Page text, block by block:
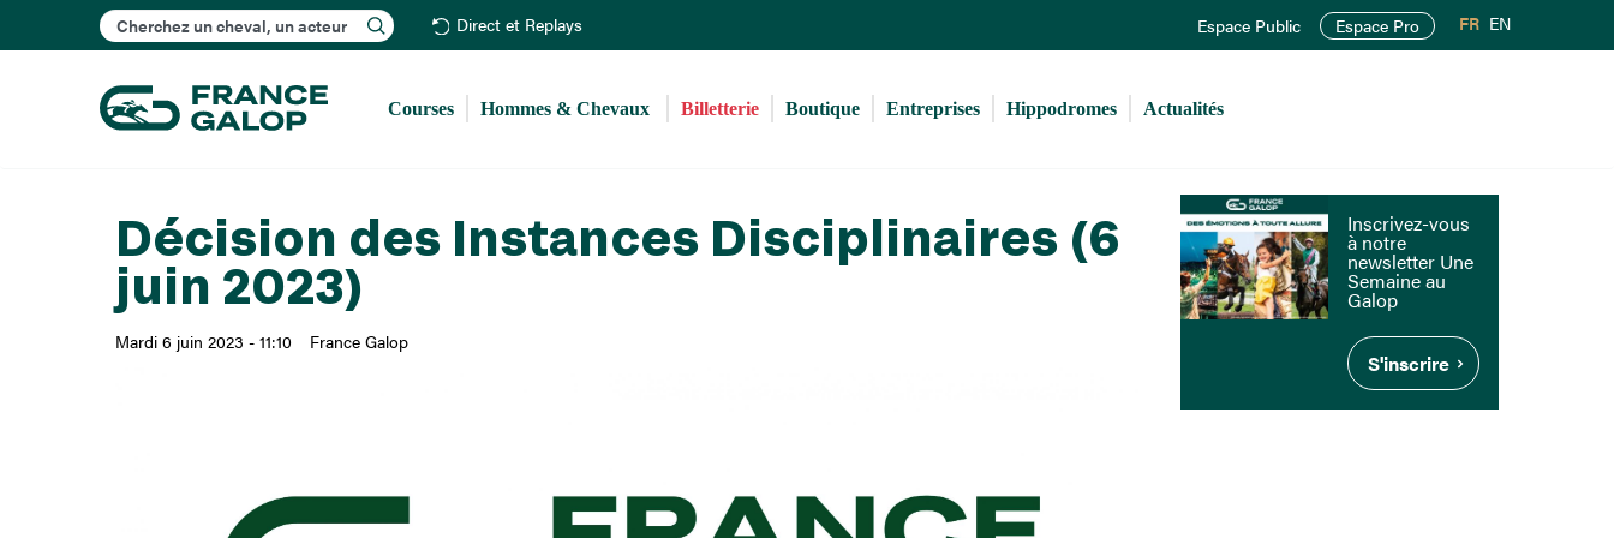
au
principal
Rechercher Direct et Replays Espace Public Espace Pro FR EN
Courses Hommes & Chevaux Billetterie Boutique Entreprises Hippodromes Actualités
Décision des Instances Disciplinaires (6
juin 2023)
Mardi 6 juin 2023 - 11:10 France Galop
Inscrivez-vous
à notre
newsletter Une
Semaine au
Galop
S'inscrire